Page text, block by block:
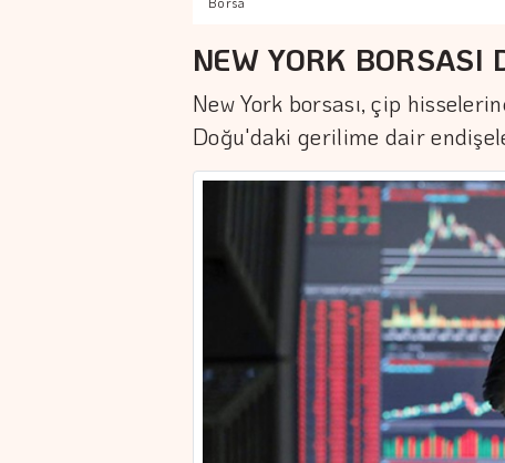
NEW YORK BORSASI
New York borsası, çip
Doğu'daki gerilime dair